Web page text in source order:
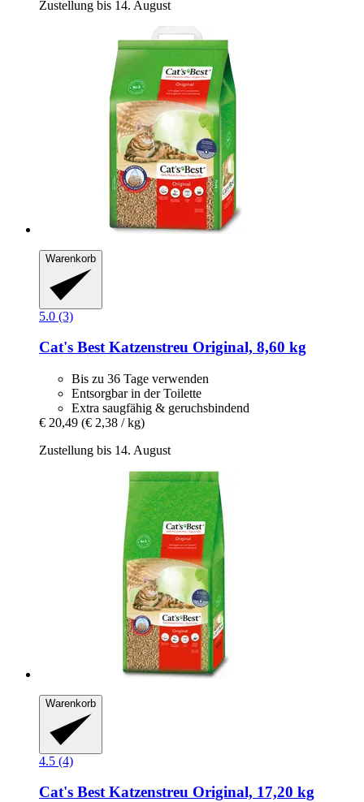
Zustellung bis 14. August
Warenkorb
5.0 (3)
Cat's BestKatzenstreu Original, 8,60 kg
Bis zu 36 Tage verwenden
Entsorgbar in der Toilette
Extra saugfähig & geruchsbindend
€ 20,49 (€ 2,38 / kg)
Zustellung bis 14. August
Warenkorb
4.5 (4)
Cat's BestKatzenstreu Original, 17,20 kg